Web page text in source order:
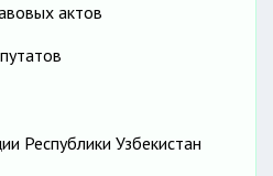
актов
Республики Узбекистан